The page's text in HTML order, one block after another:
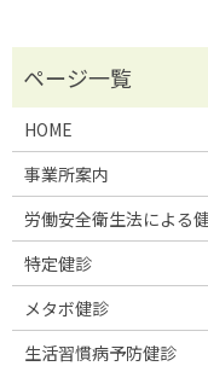
HOME
事業所案内
労働安全衛生法による
特定健診
メタボ健診
生活習慣病予防健診